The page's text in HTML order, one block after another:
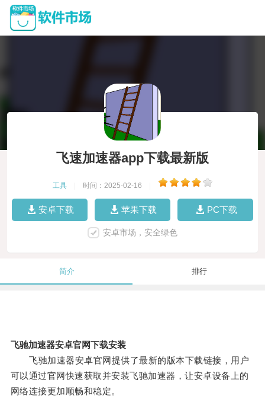
飞速加速器app下载最新版
工具 时间：2025-02-16
安卓下载 苹果下载 PC下载
安卓市场，安全绿色
简介 排行
飞驰加速器安卓官网下载安装
飞驰加速器安卓官网提供了最新的版本下载链接，用户
可以通过官网快速获取并安装飞驰加速器，让安卓设备上的
网络连接更加顺畅和稳定。